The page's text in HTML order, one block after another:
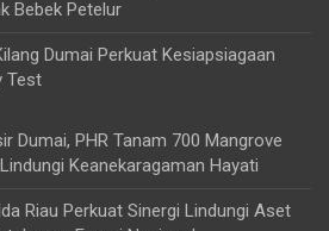
Bebek Petelur
Dumai Perkuat Kesiapsiagaan
Test
Dumai, PHR Tanam 700 Mangrove
Keanekaragaman Hayati
Riau Perkuat Sinergi Lindungi Aset